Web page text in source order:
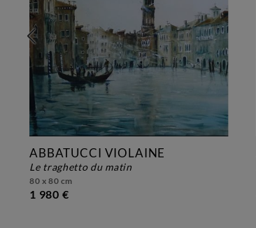
ABBATUCCI VIOLAINE
le traghetto du matin
80 x 80 cm
1 980 €